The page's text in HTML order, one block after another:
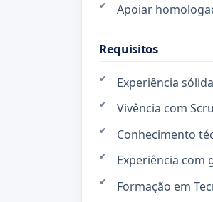
Apoiar
Requisitos
Experiência
Vivência com
Conhecimento
Experiência com
Formação em